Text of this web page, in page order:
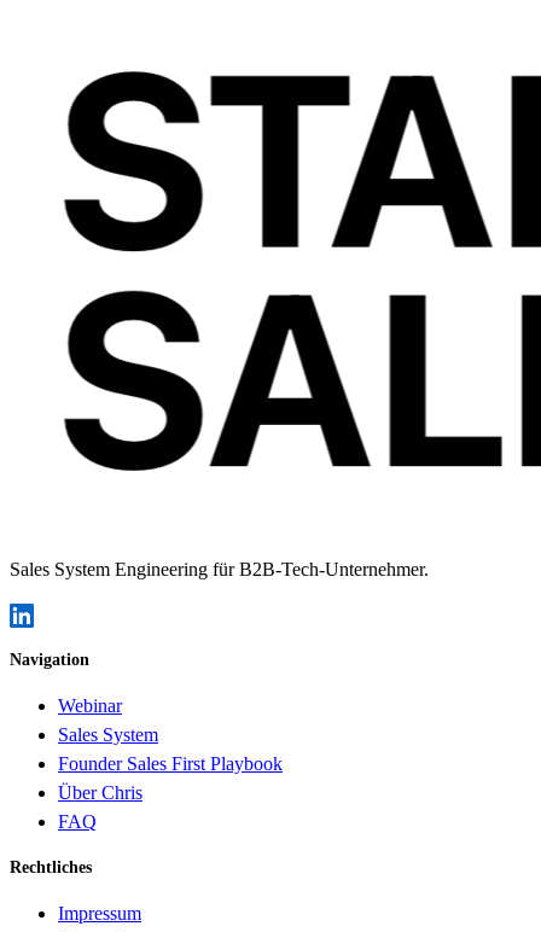
Sales System Engineering für B2B-Tech-Unternehmer.
Navigation
Webinar
Sales System
Founder Sales First Playbook
Über Chris
FAQ
Rechtliches
Impressum